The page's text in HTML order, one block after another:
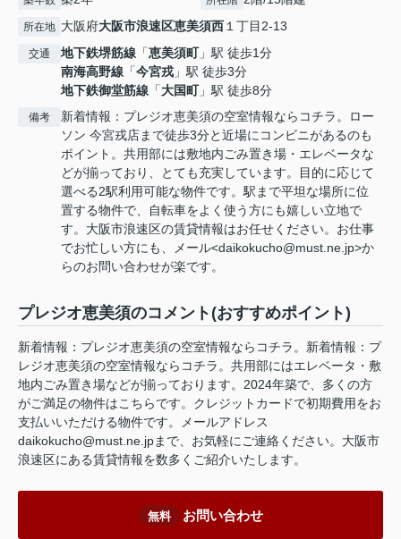
所在地 大阪府大阪市浪速区恵美須西 １丁目2-13
交通 地下鉄堺筋線 「恵美須町」駅 徒歩1分
南海高野線 「今宮戎 」駅 徒歩3分
地下鉄御堂筋線 「大国町」駅 徒歩8分
備考
新着情報：プレジオ恵美須の空室情報ならコチラ。ロー
ソン 今宮戎店まで徒歩3分と近場にコンビニがあるのも
ポイント。共用部には敷地内ごみ置き場・エレベータな
どが揃っており、とても充実しています。目的に応じて
選べる2駅利用可能な物件です。駅まで平坦な場所に位
置する物件で、自転車をよく使う方にも嬉しい立地で
す。大阪市浪速区の賃貸情報はお任せください。お仕事
でお忙しい方にも、メール<daikokucho@must.ne.jp>か
らのお問い合わせが楽です。
プレジオ恵美須のコメント(おすすめポイント)
新着情報：プレジオ恵美須の空室情報ならコチラ。新着情報：プ
レジオ恵美須の空室情報ならコチラ。共用部にはエレベータ・敷
地内ごみ置き場などが揃っております。2024年築で、多くの方
がご満足の物件はこちらです。クレジットカードで初期費用をお
支払いいただける物件です。メールアドレス
daikokucho@must.ne.jpまで、お気軽にご連絡ください。大阪市
浪速区にある賃貸情報を数多くご紹介いたします。
無料 お問い合わせ